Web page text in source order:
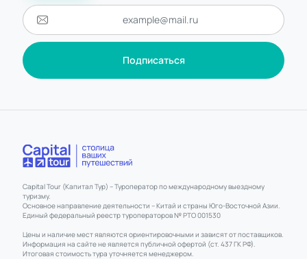
Подписаться
Capital Tour (Капитал Тур) – Туроператор по международному выездному
туризму.
Основное направление деятельности – Китай и страны Юго-Восточной Азии.
Единый федеральный реестр туроператоров № РТО 001530
Цены и наличие мест являются ориентировочными и зависят от поставщиков.
Информация на сайте не является публичной офертой (ст. 437 ГК РФ).
Итоговая стоимость тура уточняется менеджером.